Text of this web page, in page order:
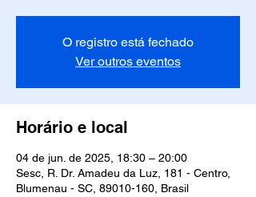
O registro está fechado
Ver outros eventos
Horário e local
04 de jun. de 2025, 18:30 – 20:00
Sesc, R. Dr. Amadeu da Luz, 181 - Centro,
Blumenau - SC, 89010-160, Brasil